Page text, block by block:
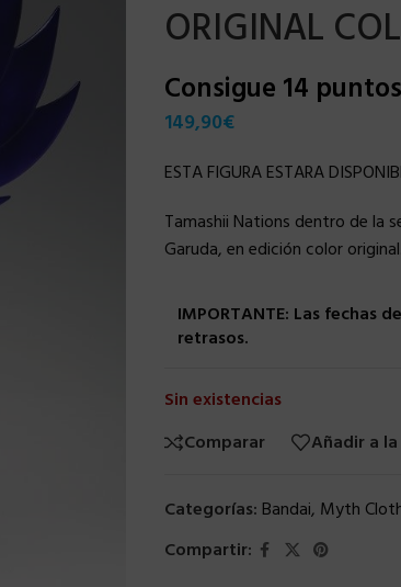
ORIGINAL
Consigue 14
149,90€
ESTA FIGURA ESTARA
Tamashii Nations dentro de la
Garuda, en edición color
IMPORTANTE: Las fechas
retrasos.
Sin existencias
Comparar
Añadir a
Categorías: Bandai, Myth
Compartir: